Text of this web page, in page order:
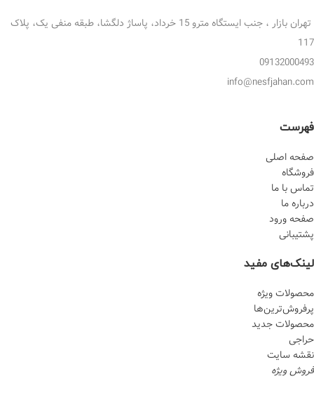
تهران بازار ، جنب ایستگاه مترو 15 خرداد، پاساژ دلگشا، طبقه منفی یک، پلاک
117
09132000493
info@nesfjahan.com
فهرست
صفحه اصلی
فروشگاه
تماس با ما
درباره ما
صفحه ورود
پشتیبانی
لینک‌های مفید
محصولات ویژه
پرفروش‌‌ترین‌ها
محصولات جدید
حراجی
نقشه سایت
فروش ویژه